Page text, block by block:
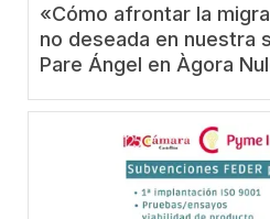
«Cómo afrontar la
no deseada en nuestra
Pare Ángel en Àgora